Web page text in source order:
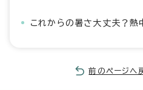
これからの暑さ大丈夫？熱
前のページへ